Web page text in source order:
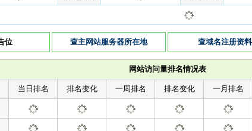
位 查主网站服务器所在地 查域名注册资料
网站访问量排名情况表
当日排名 排名变化 一周排名 排名变化 一月排名